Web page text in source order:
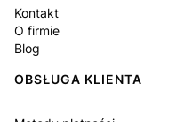
Kontakt
O firmie
Blog
OBSŁUGA KLIENTA